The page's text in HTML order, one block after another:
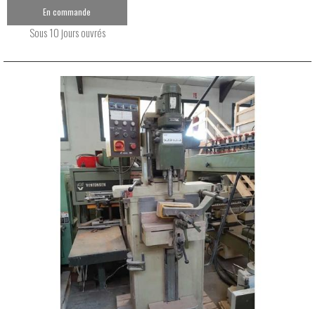
En commande
Sous 10 jours ouvrés